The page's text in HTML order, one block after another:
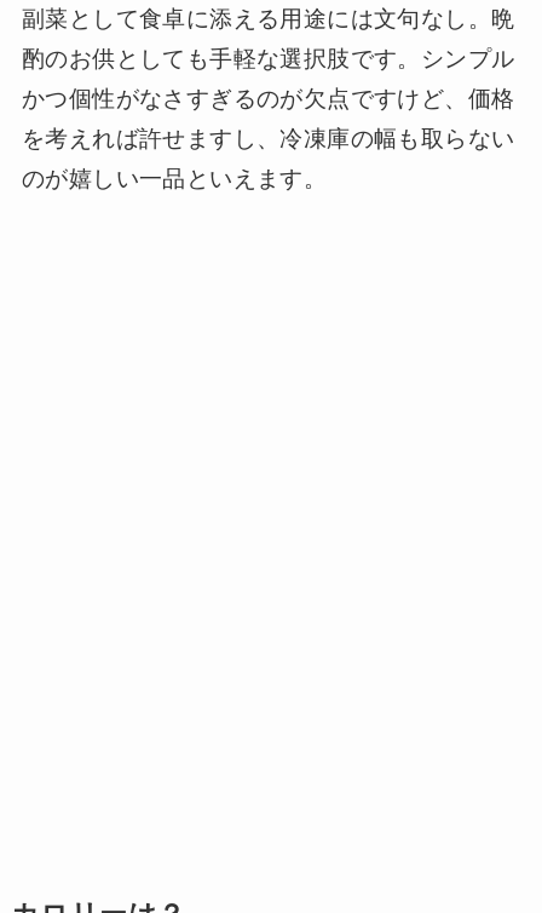
副菜として食卓に添える用途には文句なし。晩
酌のお供としても手軽な選択肢です。シンプル
かつ個性がなさすぎるのが欠点ですけど、価格
を考えれば許せますし、冷凍庫の幅も取らない
のが嬉しい一品といえます。